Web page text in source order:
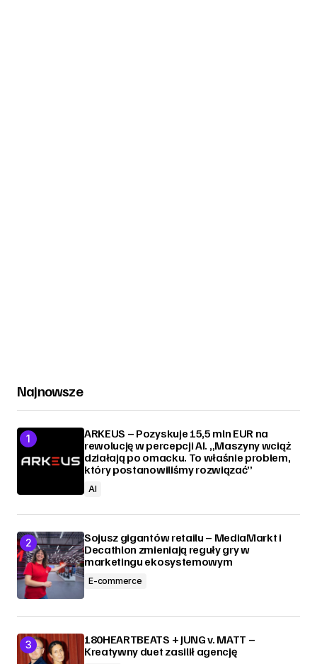
Najnowsze
ARKEUS – Pozyskuje 15,5 mln EUR na
rewolucję w percepcji AI. „Maszyny wciąż
działają po omacku. To właśnie problem,
który postanowiliśmy rozwiązać”
AI
Sojusz gigantów retailu – MediaMarkt i
Decathlon zmieniają reguły gry w
marketingu ekosystemowym
E-commerce
180HEARTBEATS + JUNG v. MATT –
Kreatywny duet zasilił agencję